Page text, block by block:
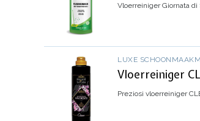
VloerreinigerGiornata di
LUXE
Vloerreiniger
Preziosi vloerreiniger